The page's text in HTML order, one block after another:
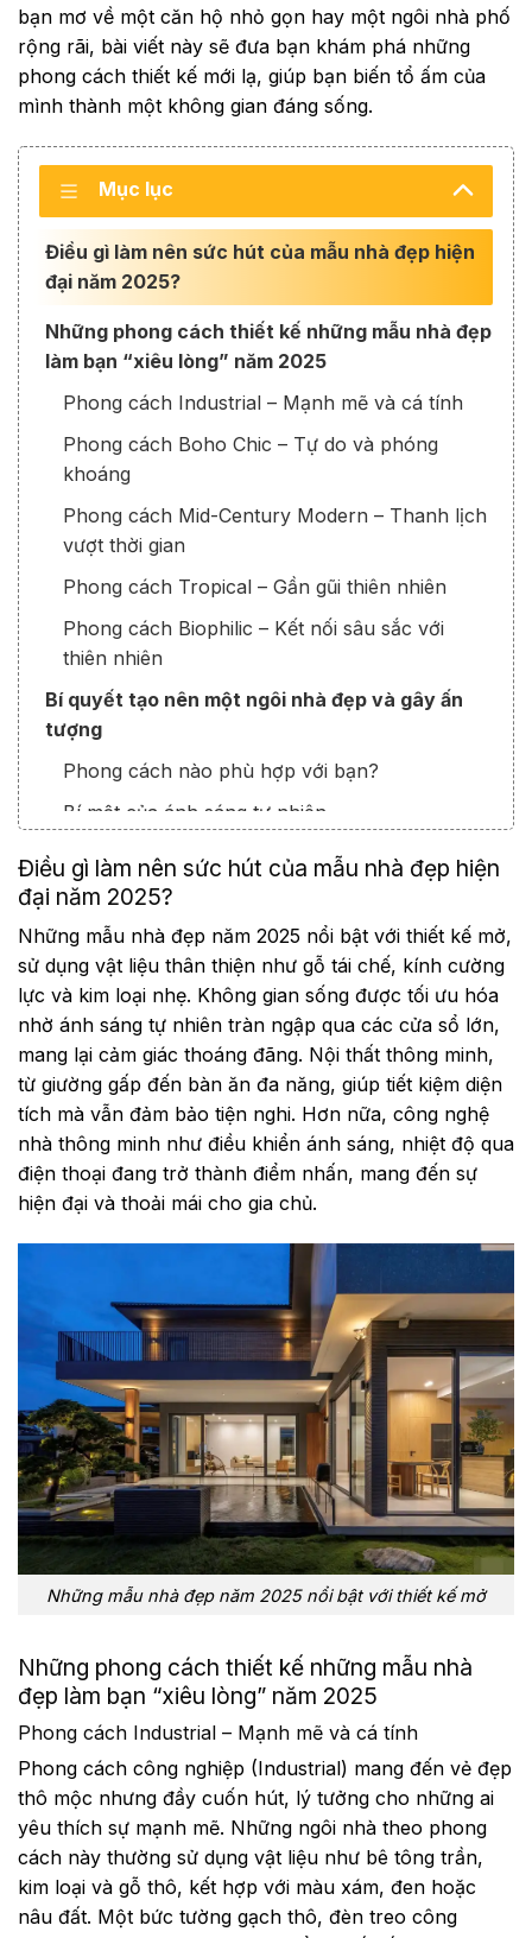
bạn mơ về một căn hộ nhỏ gọn hay một ngôi nhà phố
rộng rãi, bài viết này sẽ đưa bạn khám phá những
phong cách thiết kế mới lạ, giúp bạn biến tổ ấm của
mình thành một không gian đáng sống.
Mục lục
Điều gì làm nên sức hút của mẫu nhà đẹp hiện
đại năm 2025?
Những phong cách thiết kế những mẫu nhà đẹp
làm bạn “xiêu lòng” năm 2025
Phong cách Industrial – Mạnh mẽ và cá tính
Phong cách Boho Chic – Tự do và phóng
khoáng
Phong cách Mid-Century Modern – Thanh lịch
vượt thời gian
Phong cách Tropical – Gần gũi thiên nhiên
Phong cách Biophilic – Kết nối sâu sắc với
thiên nhiên
Bí quyết tạo nên một ngôi nhà đẹp và gây ấn
tượng
Phong cách nào phù hợp với bạn?
Bí mật của ánh sáng tự nhiên
Nội thất thông minh
Điểm nhấn nhỏ, hiệu quả lớn
Phong thủy
Cách thiết kế từng khu vực trong ngôi nhà
Phòng khách – Góc tụ họp đầy phong cách
Phòng bếp – Trái tim của sự tiện nghi
Phòng ngủ – Ốc đảo của sự thư giãn
Giải đáp thắc mắc về thiết kế mẫu nhà đẹp hiện
đại 2025
Màu sắc nào đang “lên ngôi” trong năm 2025?
Làm sao để ngôi nhà nhỏ trông rộng hơn?
Kết luận
Điều gì làm nên sức hút của mẫu nhà đẹp hiện
đại năm 2025?
Những mẫu nhà đẹp năm 2025 nổi bật với thiết kế mở,
sử dụng vật liệu thân thiện như gỗ tái chế, kính cường
lực và kim loại nhẹ. Không gian sống được tối ưu hóa
nhờ ánh sáng tự nhiên tràn ngập qua các cửa sổ lớn,
mang lại cảm giác thoáng đãng. Nội thất thông minh,
từ giường gấp đến bàn ăn đa năng, giúp tiết kiệm diện
tích mà vẫn đảm bảo tiện nghi. Hơn nữa, công nghệ
nhà thông minh như điều khiển ánh sáng, nhiệt độ qua
điện thoại đang trở thành điểm nhấn, mang đến sự
hiện đại và thoải mái cho gia chủ.
Những mẫu nhà đẹp năm 2025 nổi bật với thiết kế mở
Những phong cách thiết kế những mẫu nhà
đẹp làm bạn “xiêu lòng” năm 2025
Phong cách Industrial – Mạnh mẽ và cá tính
Phong cách công nghiệp (Industrial) mang đến vẻ đẹp
thô mộc nhưng đầy cuốn hút, lý tưởng cho những ai
yêu thích sự mạnh mẽ. Những ngôi nhà theo phong
cách này thường sử dụng vật liệu như bê tông trần,
kim loại và gỗ thô, kết hợp với màu xám, đen hoặc
nâu đất. Một bức tường gạch thô, đèn treo công